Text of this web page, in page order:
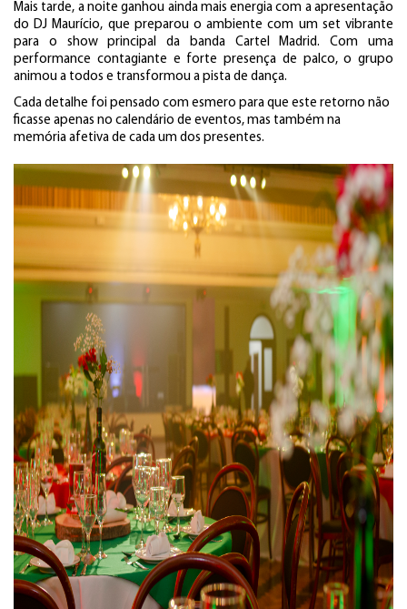
Mais tarde, a noite ganhou ainda mais energia com a apresentação
do DJ Maurício, que preparou o ambiente com um set vibrante
para o show principal da banda Cartel Madrid. Com uma
performance contagiante e forte presença de palco, o grupo
animou a todos e transformou a pista de dança.
Cada detalhe foi pensado com esmero para que este retorno não
ficasse apenas no calendário de eventos, mas também na
memória afetiva de cada um dos presentes.